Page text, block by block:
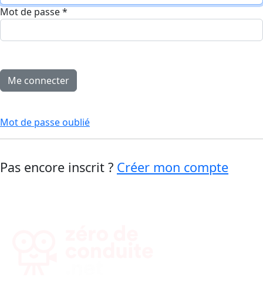
Mot de passe*
Mot de passe oublié
Pas encore inscrit ? Créer mon compte